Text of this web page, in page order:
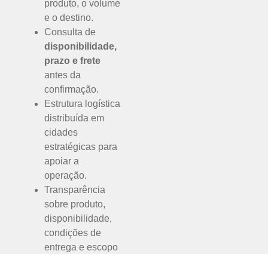
produto, o volume
e o destino.
Consulta de
disponibilidade,
prazo e frete
antes da
confirmação.
Estrutura logística
distribuída em
cidades
estratégicas para
apoiar a
operação.
Transparência
sobre produto,
disponibilidade,
condições de
entrega e escopo